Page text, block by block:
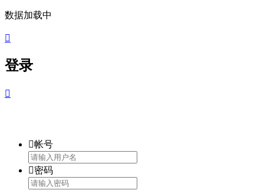
数据加载中

登录

帐号
密码